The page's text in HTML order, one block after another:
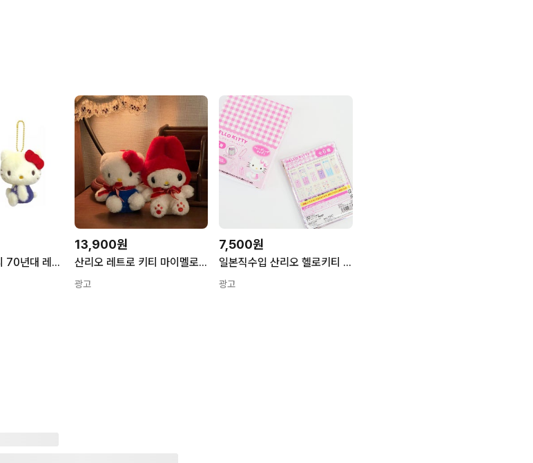
산리오 헬로 키티 70년대 레트로 볼체인 마스코트 인형 키링 일본 진품
13,900원
산리오 레트로 키티 마이멜로디 인형 가방 고리
광고
7,500원
일본직수입 산리오 헬로키티 나츠카시 레트로 가라케폰 y2k 아크릴 폴더폰 키링
광고